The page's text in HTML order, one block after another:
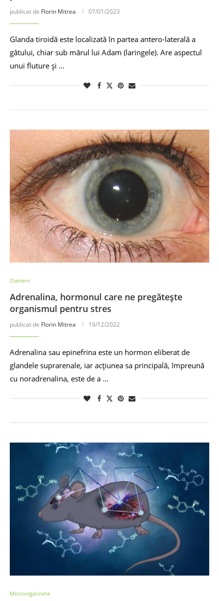
publicat de Florin Mitrea 07/01/2023
Glanda tiroidă este localizată în partea antero-laterală a
gâtului, chiar sub mărul lui Adam (laringele). Are aspectul
unui fluture și …
Oameni
Adrenalina, hormonul care ne pregătește
organismul pentru stres
publicat de Florin Mitrea 19/12/2022
Adrenalina sau epinefrina este un hormon eliberat de
glandele suprarenale, iar acțiunea sa principală, împreună
cu noradrenalina, este de a …
Microorganisme